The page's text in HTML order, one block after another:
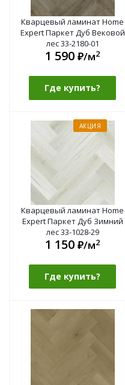
Кварцевый ламинат Home
Expert Паркет Дуб Вековой
лес 33-2180-01
1 590 ₽/м2
Где купить?
АКЦИЯ
Кварцевый ламинат Home
Expert Паркет Дуб Зимний
лес 33-1028-29
1 150 ₽/м2
Где купить?